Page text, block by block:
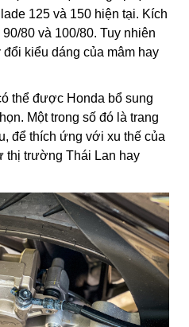
125 và 150 hiện tại. Kích
80 và 100/80. Tuy nhiên
kiểu dáng của mâm hay
thể được Honda bổ sung
Một trong số đó là trang
để thích ứng với xu thế của
thị trường Thái Lan hay